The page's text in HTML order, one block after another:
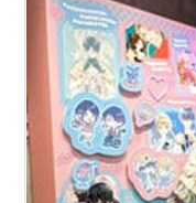
21日
年6月
4日
： ユニット「
2001
1月2
：
「T&Cボ
色7」に参